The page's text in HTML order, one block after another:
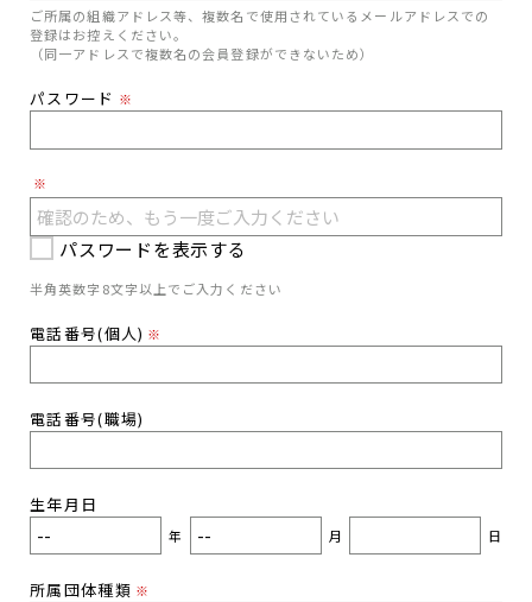
ご所属の組織アドレス等、複数名で使用されているメールアドレスでの
登録はお控えください。
（同一アドレスで複数名の会員登録ができないため）
パスワード ※
※
パスワードを表示する
半角英数字8文字以上でご入力ください
電話番号(個人) ※
電話番号(職場)
生年月日
年 月 日
所属団体種類 ※